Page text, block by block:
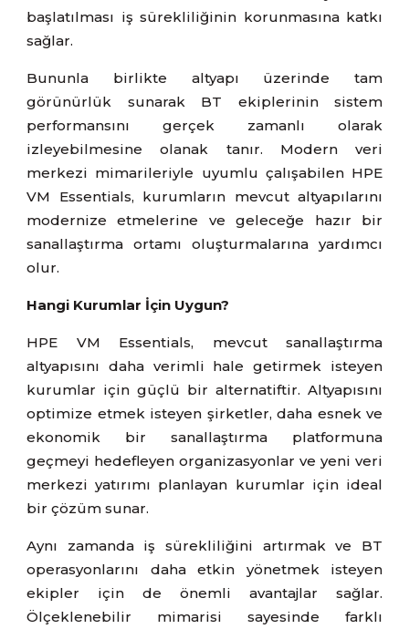
başlatılması iş sürekliliğinin korunmasına katkı
sağlar.
Bununla birlikte altyapı üzerinde tam
görünürlük sunarak BT ekiplerinin sistem
performansını gerçek zamanlı olarak
izleyebilmesine olanak tanır. Modern veri
merkezi mimarileriyle uyumlu çalışabilen HPE
VM Essentials, kurumların mevcut altyapılarını
modernize etmelerine ve geleceğe hazır bir
sanallaştırma ortamı oluşturmalarına yardımcı
olur.
Hangi Kurumlar İçin Uygun?
HPE VM Essentials, mevcut sanallaştırma
altyapısını daha verimli hale getirmek isteyen
kurumlar için güçlü bir alternatiftir. Altyapısını
optimize etmek isteyen şirketler, daha esnek ve
ekonomik bir sanallaştırma platformuna
geçmeyi hedefleyen organizasyonlar ve yeni veri
merkezi yatırımı planlayan kurumlar için ideal
bir çözüm sunar.
Aynı zamanda iş sürekliliğini artırmak ve BT
operasyonlarını daha etkin yönetmek isteyen
ekipler için de önemli avantajlar sağlar.
Ölçeklenebilir mimarisi sayesinde farklı